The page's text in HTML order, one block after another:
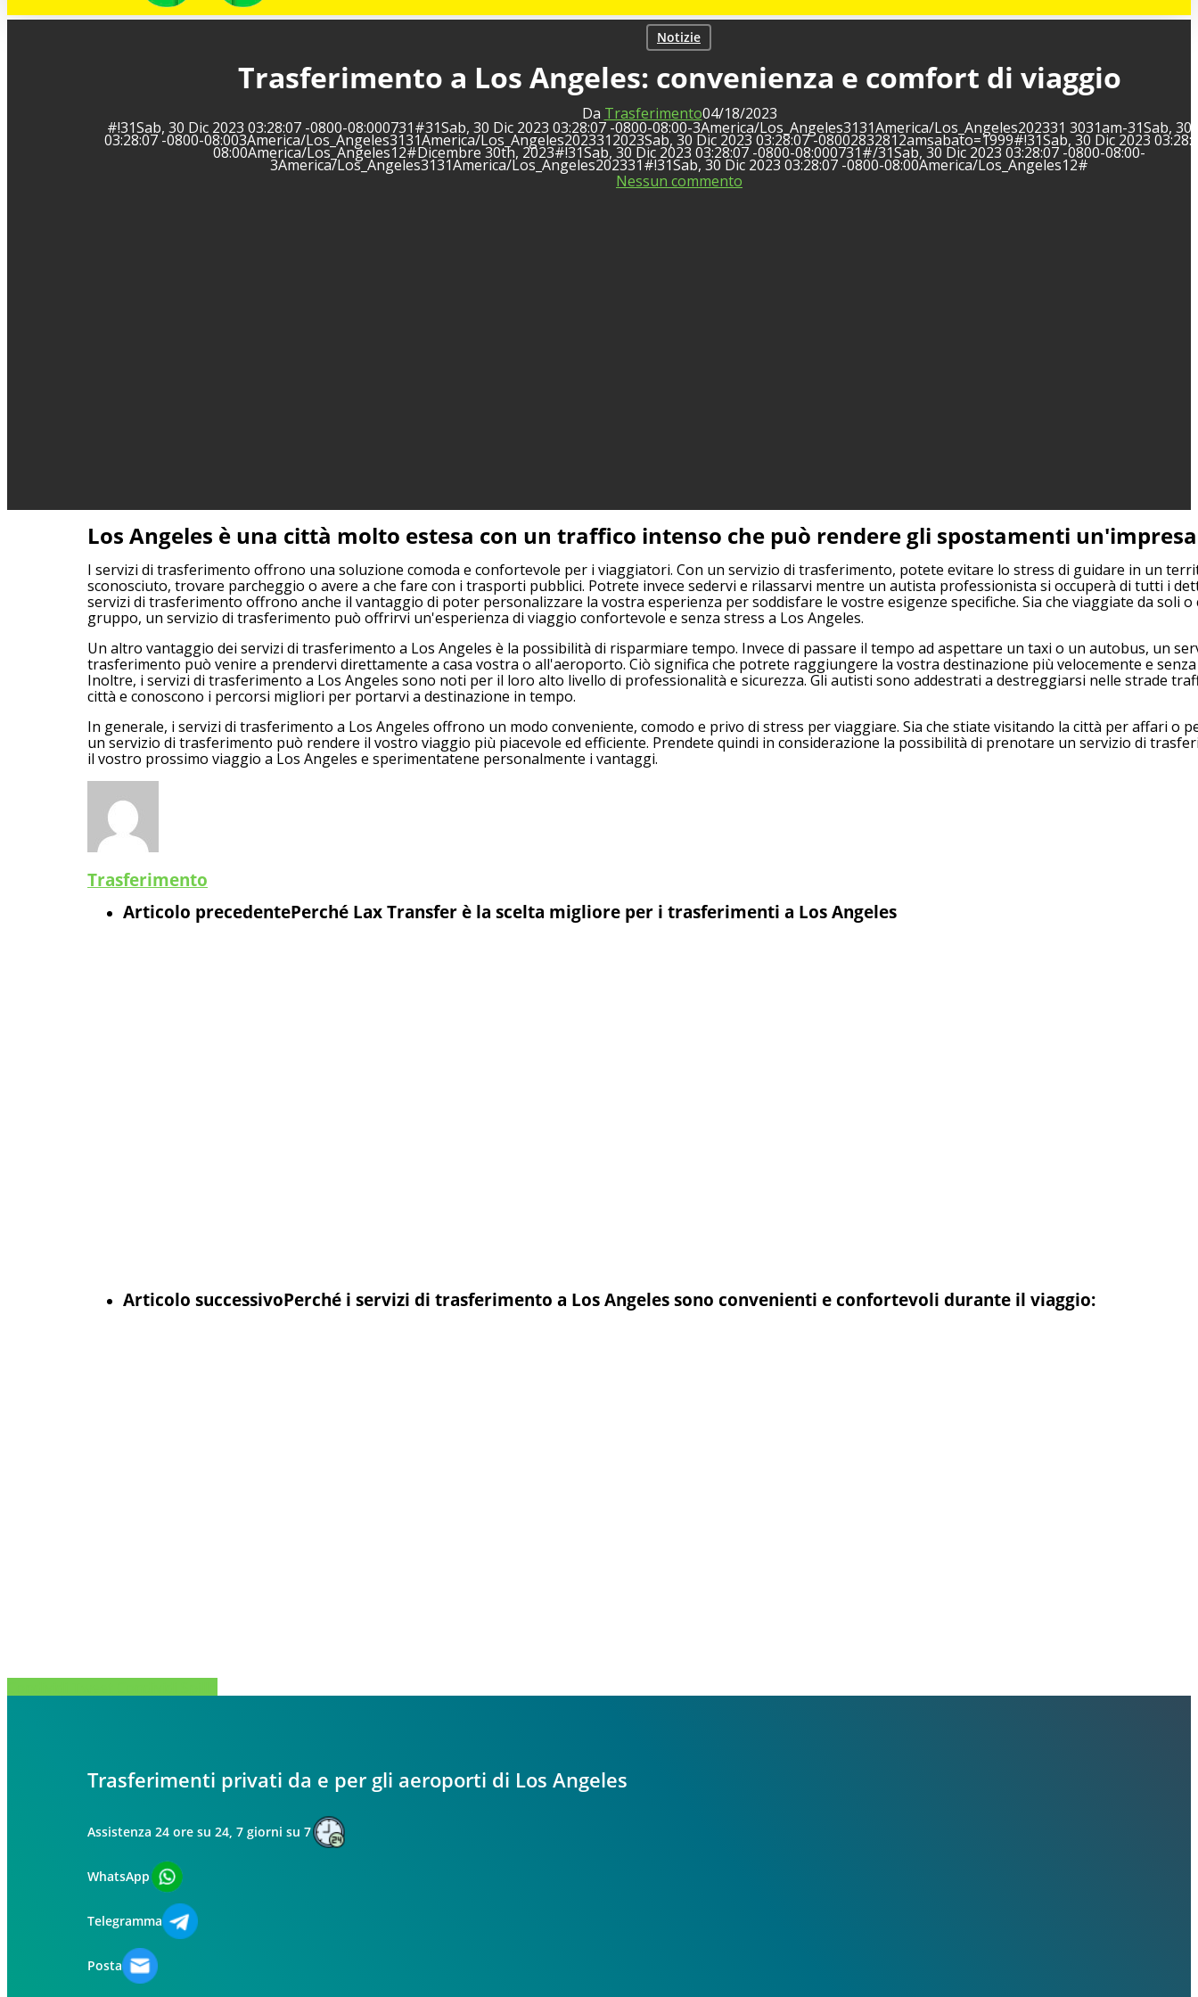
Notizie
Trasferimento a Los Angeles: convenienza e comfort di viaggio
Da Trasferimento04/18/2023
#!31Sab, 30 Dic 2023 03:28:07 -0800-08:000731#31Sab, 30 Dic 2023 03:28:07 -0800-08:00-3America/Los_Angeles3131America/Los_Angeles202331 3031am-31Sab, 30
03:28:07 -0800-08:003America/Los_Angeles3131America/Los_Angeles2023312023Sab, 30 Dic 2023 03:28:07 -08002832812amsabato=1999#!31Sab, 30 Dic 2023
08:00America/Los_Angeles12#Dicembre 30th, 2023#!31Sab, 30 Dic 2023 03:28:07 -0800-08:000731#/31Sab, 30 Dic 2023 03:28:07 -0800-08:00-
3America/Los_Angeles3131America/Los_Angeles202331#!31Sab, 30 Dic 2023 03:28:07 -0800-08:00America/Los_Angeles12#
Nessun commento
Los Angeles è una città molto estesa con un traffico intenso che può rendere gli spostamenti
I servizi di trasferimento offrono una soluzione comoda e confortevole per i viaggiatori. Con un servizio di trasferimento, potete evitare lo stress di guidare in un
sconosciuto, trovare parcheggio o avere a che fare con i trasporti pubblici. Potrete invece sedervi e rilassarvi mentre un autista professionista si occuperà di tutti i
servizi di trasferimento offrono anche il vantaggio di poter personalizzare la vostra esperienza per soddisfare le vostre esigenze specifiche. Sia che viaggiate da soli o
gruppo, un servizio di trasferimento può offrirvi un'esperienza di viaggio confortevole e senza stress a Los Angeles.
Un altro vantaggio dei servizi di trasferimento a Los Angeles è la possibilità di risparmiare tempo. Invece di passare il tempo ad aspettare un taxi o un autobus, un
trasferimento può venire a prendervi direttamente a casa vostra o all'aeroporto. Ciò significa che potrete raggiungere la vostra destinazione più velocemente e
Inoltre, i servizi di trasferimento a Los Angeles sono noti per il loro alto livello di professionalità e sicurezza. Gli autisti sono addestrati a destreggiarsi nelle strade
città e conoscono i percorsi migliori per portarvi a destinazione in tempo.
In generale, i servizi di trasferimento a Los Angeles offrono un modo conveniente, comodo e privo di stress per viaggiare. Sia che stiate visitando la città per affari o
un servizio di trasferimento può rendere il vostro viaggio più piacevole ed efficiente. Prendete quindi in considerazione la possibilità di prenotare un servizio di
il vostro prossimo viaggio a Los Angeles e sperimentatene personalmente i vantaggi.
Trasferimento
Articolo precedentePerché Lax Transfer è la scelta migliore per i trasferimenti a Los Angeles
Articolo successivoPerché i servizi di trasferimento a Los Angeles sono convenienti e confortevoli durante il viaggio:
Trasferimenti privati da e per gli aeroporti di Los Angeles
Assistenza 24 ore su 24, 7 giorni su 7
WhatsApp
Telegramma
Posta